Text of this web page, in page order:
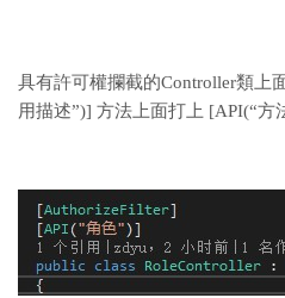
具有許可權攔截的Controller類上
用描述”)] 方法上面打上 [API(“方